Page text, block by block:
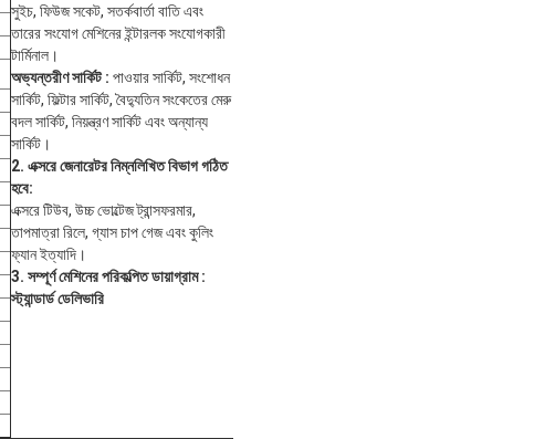
সুইচ, ফিউজ সকেট, সতর্কবার্তা বাতি এবং
তারের সংযোগ মেশিনের ইন্টারলক সংযোগকারী
টার্মিনাল।
অভ্যন্তরীণ সার্কিট : পাওয়ার সার্কিট, সংশোধন
সার্কিট, ফিল্টার সার্কিট, বৈদ্যুতিন সংকেতের মেরু
বদল সার্কিট, নিয়ন্ত্রণ সার্কিট এবং অন্যান্য
সার্কিট।
2. এক্সরে জেনারেটর নিম্নলিখিত বিভাগ গঠিত
হবে:
এক্সরে টিউব, উচ্চ ভোল্টেজ ট্রান্সফরমার,
তাপমাত্রা রিলে, গ্যাস চাপ গেজ এবং কুলিং
ফ্যান ইত্যাদি।
3. সম্পূর্ণ মেশিনেরপরিকল্পিত ডায়াগ্রাম :
স্ট্যান্ডার্ড ডেলিভারি